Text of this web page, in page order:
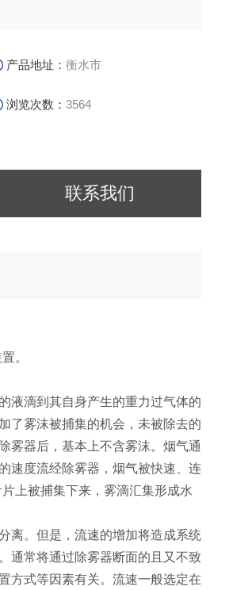
产品地址：衡水市
浏览次数：3564
联系我们
。
液滴到其自身产生的重力过气体的
了雾沫被捕集的机会，未被除去的
雾器后，基本上不含雾沫。烟气通
速度流经除雾器，烟气被快速、连
片上被捕集下来，雾滴汇集形成水
离。但是，流速的增加将造成系统
通常将通过除雾器断面的且又不致
方式等因素有关。流速一般选定在